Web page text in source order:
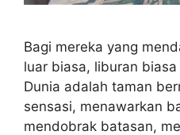
Bagi mereka yang
luar biasa, liburan
Dunia adalah taman
sensasi, menawarkan
mendobrak batasan,